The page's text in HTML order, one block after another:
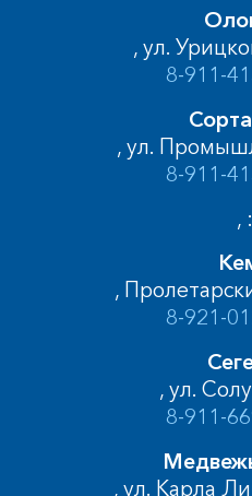
, ул.
8-911-
, ул.
8-911-
, :
,
8-921-
, ул.
8-911-
, ул. Карла